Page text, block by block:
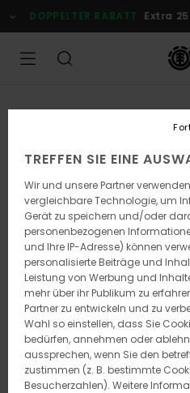
zur
Produktinformation
DOPPELTER RABATT Extra 25
TREFFEN SIE EINE
Wir und unsere Partner
vergleichbare Technologie, um
Gerät zu speichern und/oder
personenbezogenen
und Ihre IP-Adresse) können
personalisierte Beiträge und
Leistung von Werbung und
mehr über ihr Publikum zu
Partner zu entwickeln und zu
Wahl so einstellen, dass Sie
bedürfen, annehmen oder
aussprechen, wenn Sie den
zustimmen (z. B. bestimmte
Besucherzahlen). Weitere